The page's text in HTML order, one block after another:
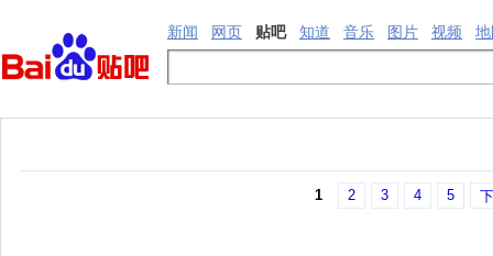
新闻 网页 贴吧 知道 音乐 图片 视频
1 2 3 4 5